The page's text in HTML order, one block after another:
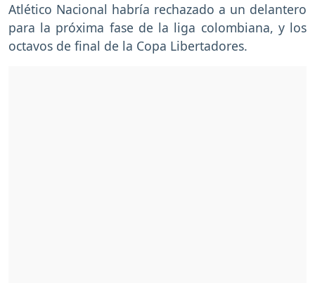
Atlético Nacional habría rechazado a un delantero
para la próxima fase de la liga colombiana, y los
octavos de final de la Copa Libertadores.